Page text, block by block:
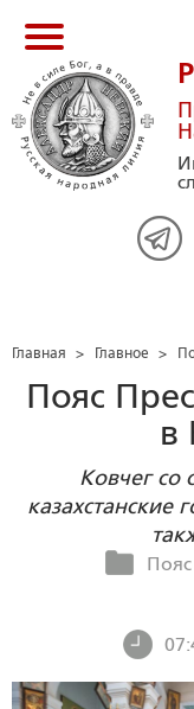
Главная > Главное >
Пояс
в
Ковчег со
казахстанские